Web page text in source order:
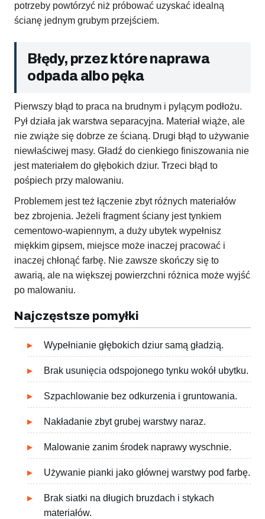
potrzeby powtórzyć niż próbować uzyskać idealną
ścianę jednym grubym przejściem.
Błędy, przez które naprawa
odpada albo pęka
Pierwszy błąd to praca na brudnym i pylącym podłożu.
Pył działa jak warstwa separacyjna. Materiał wiąże, ale
nie zwiąże się dobrze ze ścianą. Drugi błąd to używanie
niewłaściwej masy. Gładź do cienkiego finiszowania nie
jest materiałem do głębokich dziur. Trzeci błąd to
pośpiech przy malowaniu.
Problemem jest też łączenie zbyt różnych materiałów
bez zbrojenia. Jeżeli fragment ściany jest tynkiem
cementowo-wapiennym, a duży ubytek wypełnisz
miękkim gipsem, miejsce może inaczej pracować i
inaczej chłonąć farbę. Nie zawsze skończy się to
awarią, ale na większej powierzchni różnica może wyjść
po malowaniu.
Najczęstsze pomyłki
Wypełnianie głębokich dziur samą gładzią.
Brak usunięcia odspojonego tynku wokół ubytku.
Szpachlowanie bez odkurzenia i gruntowania.
Nakładanie zbyt grubej warstwy naraz.
Malowanie zanim środek naprawy wyschnie.
Używanie pianki jako głównej warstwy pod farbę.
Brak siatki na długich bruzdach i stykach
materiałów.